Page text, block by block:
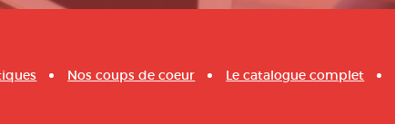
Nos coups de coeur Le catalogue complet